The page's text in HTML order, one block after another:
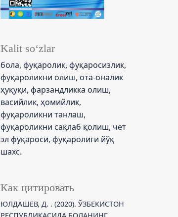
Kalit so‘zlar
бола, фуқаролик, фуқаросизлик,
фуқароликни олиш, ота-оналик
ҳуқуқи, фарзандликка олиш,
васийлик, ҳомийлик,
фуқароликни танлаш,
фуқароликни сақлаб қолиш, чет
эл фуқароси, фуқаролиги йўқ
шахс.
Как цитировать
ЮЛДАШЕВ, Д. . (2020). ЎЗБЕКИСТОН